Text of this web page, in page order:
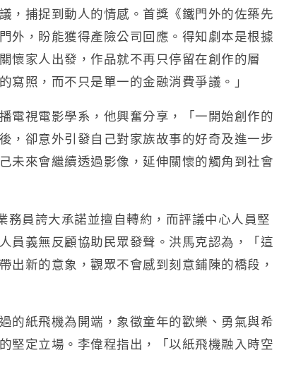
，捕捉到動人的情感。首獎《鐵門外的佐築先
外，盼能獲得產險公司回應。得知劇本是根據
懷家人出發，作品就不再只停留在創作的層
照，而不只是單一的金融消費爭議。」
電視電影學系，他興奮分享，「一開始創作的
，卻意外引發自己對家族故事的好奇及進一步
未來會繼續透過影像，延伸關懷的觸角到社會
員誇大承諾並擅自轉約，而評議中心人員堅
員義無反顧協助民眾發聲。洪馬克認為，「這
出新的意象，觀眾不會感到刻意鋪陳的橋段，
的紙飛機為開端，象徵童年的歡樂、勇氣與希
堅定立場。李偉程指出，「以紙飛機融入時空